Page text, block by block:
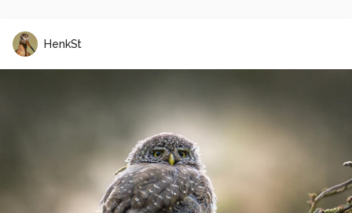
HenkSt